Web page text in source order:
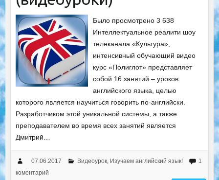
Было просмотрено 3 638
Интеллектуальное реалити шоу
телеканала «Культура»,
интенсивный обучающий видео
курс «Полиглот» представляет
собой 16 занятий – уроков
английского языка, целью
которого является научиться говорить по-английски.
Разработчиком этой уникальной системы, а также
преподавателем во время всех занятий является
Дмитрий…
07.06.2017 Видеоурок, Изучаем английский язык!
1
коментарий